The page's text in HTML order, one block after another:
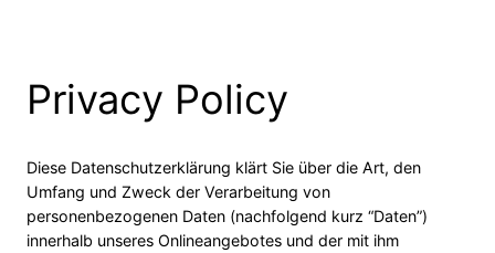
Privacy Policy
Diese Datenschutzerklärung klärt Sie über die Art, den
Umfang und Zweck der Verarbeitung von
personenbezogenen Daten (nachfolgend kurz “Daten”)
innerhalb unseres Onlineangebotes und der mit ihm